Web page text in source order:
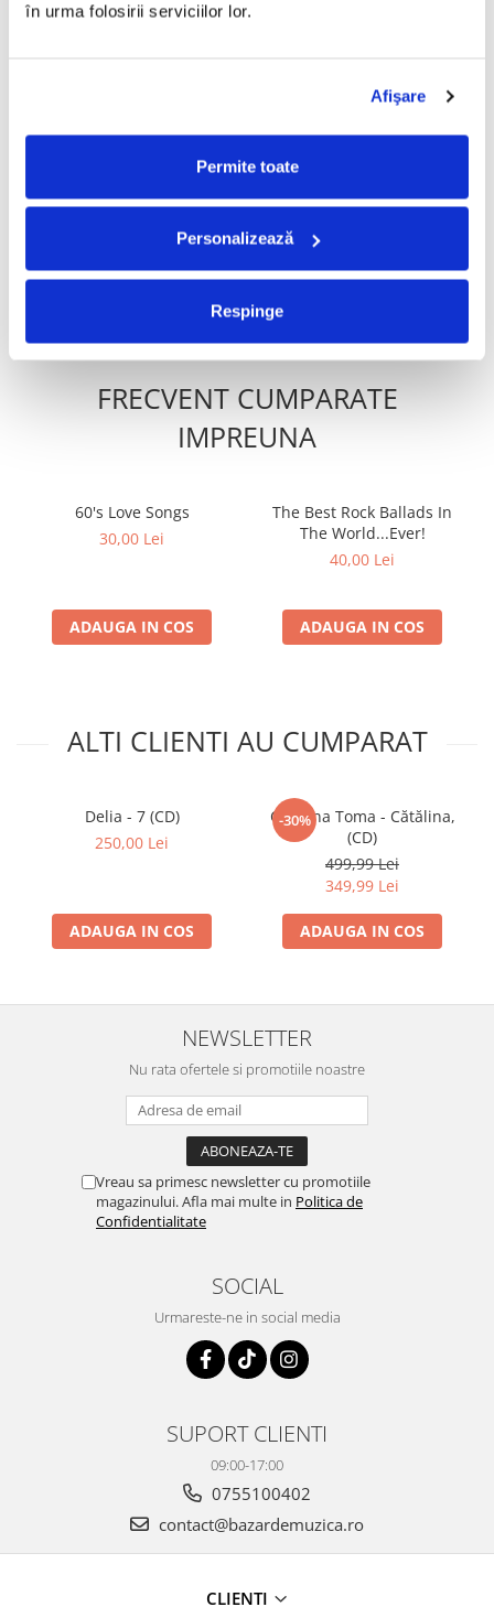
în urma folosirii serviciilor lor.
Afişare
Permite toate
Personalizează
Respinge
PRODUSE ALTERNATIVE
250,00 Lei
ADAUGA IN COS
-30%
Cătălina Toma - Cătălina,
ADAUGA IN COS
FRECVENT CUMPARATE
IMPREUNA
60's Love Songs
30,00 Lei
ADAUGA IN COS
The Best Rock Ballads In
The World...Ever!
40,00 Lei
ADAUGA IN COS
ALTI CLIENTI AU CUMPARAT
Delia - 7 (CD)
250,00 Lei
ADAUGA IN COS
-30%
Cătălina Toma - Cătălina,
(CD)
499,99 Lei
349,99 Lei
ADAUGA IN COS
NEWSLETTER
Nu rata ofertele si promotiile noastre
Vreau sa primesc newsletter cu promotiile
magazinului. Afla mai multe in Politica de
Confidentialitate
SOCIAL
Urmareste-ne in social media
SUPORT CLIENTI
09:00-17:00
0755100402
contact@bazardemuzica.ro
CLIENTI